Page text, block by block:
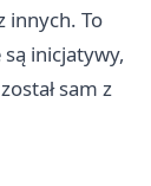
innych. To
są inicjatywy,
sam z